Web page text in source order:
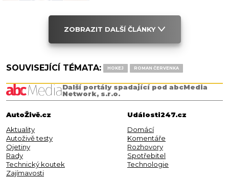
ZOBRAZIT DALŠÍ ČLÁNKY
SOUVISEJÍCÍ TÉMATA: HOKEJ ROMAN ČERVENKA
Další portály spadající pod abcMedia
Network, s.r.o.
AutoŽivě.cz
Aktuality
Autoživě testy
Ojetiny
Rady
Technický koutek
Zajímavosti
Události247.cz
Domácí
Komentáře
Rozhovory
Spotřebitel
Technologie